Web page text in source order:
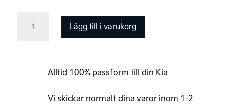
Lägg till i varukorg
Alltid 100% passform till din Kia
Vi skickar normalt dina varor inom 1-2